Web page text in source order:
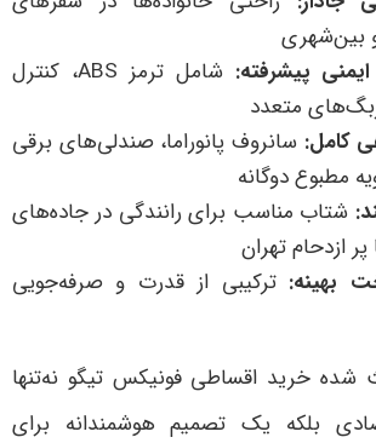
بین‌شهری
پیشرفته: شامل ترمز
، کنترل
متعدد
کامل: سانروف پانوراما، صندلی‌های برقی
مطبوع دوگانه
: شتاب مناسب برای رانندگی در جاده‌های
ازدحام تهران
بهینه: ترکیبی از قدرت و صرفه‌جویی
شده خرید اقساطی فونیکس تیگو نه‌تنها
بلکه یک تصمیم هوشمندانه برای